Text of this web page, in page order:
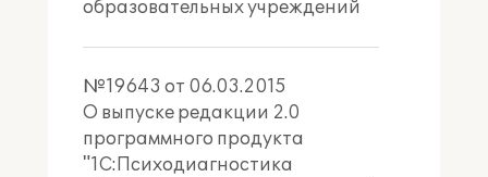
образовательных учреждений
№19643 от 06.03.2015
О выпуске редакции 2.0
программного продукта
"1С:Психодиагностика